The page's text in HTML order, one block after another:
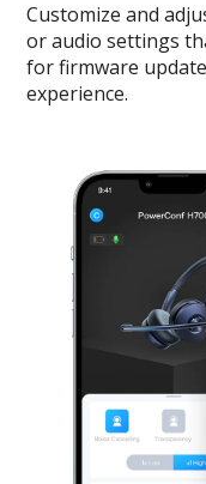
Customize and
or audio settings
for firmware
experience.